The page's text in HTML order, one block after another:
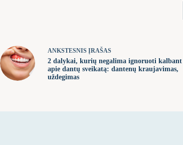
ANKSTESNIS ĮRAŠAS
2 dalykai, kurių negalima ignoruoti kalbant
apie dantų sveikatą: dantenų kraujavimas,
uždegimas